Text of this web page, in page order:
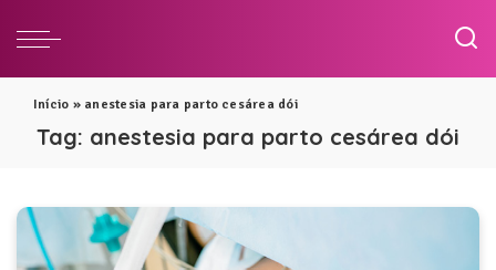
Início » anestesia para parto cesárea dói
Tag: anestesia para parto cesárea dói